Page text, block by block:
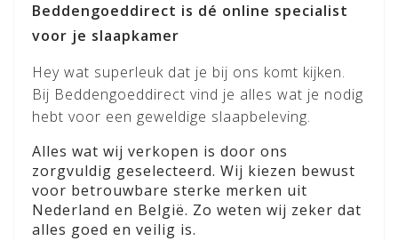
Beddengoeddirect is dé online specialist
voor je slaapkamer
Hey wat superleuk dat je bij ons komt kijken.
Bij Beddengoeddirect vind je alles wat je nodig
hebt voor een geweldige slaapbeleving.
Alles wat wij verkopen is door ons
zorgvuldig geselecteerd. Wij kiezen bewust
voor betrouwbare sterke merken uit
Nederland en België. Zo weten wij zeker dat
alles goed en veilig is.